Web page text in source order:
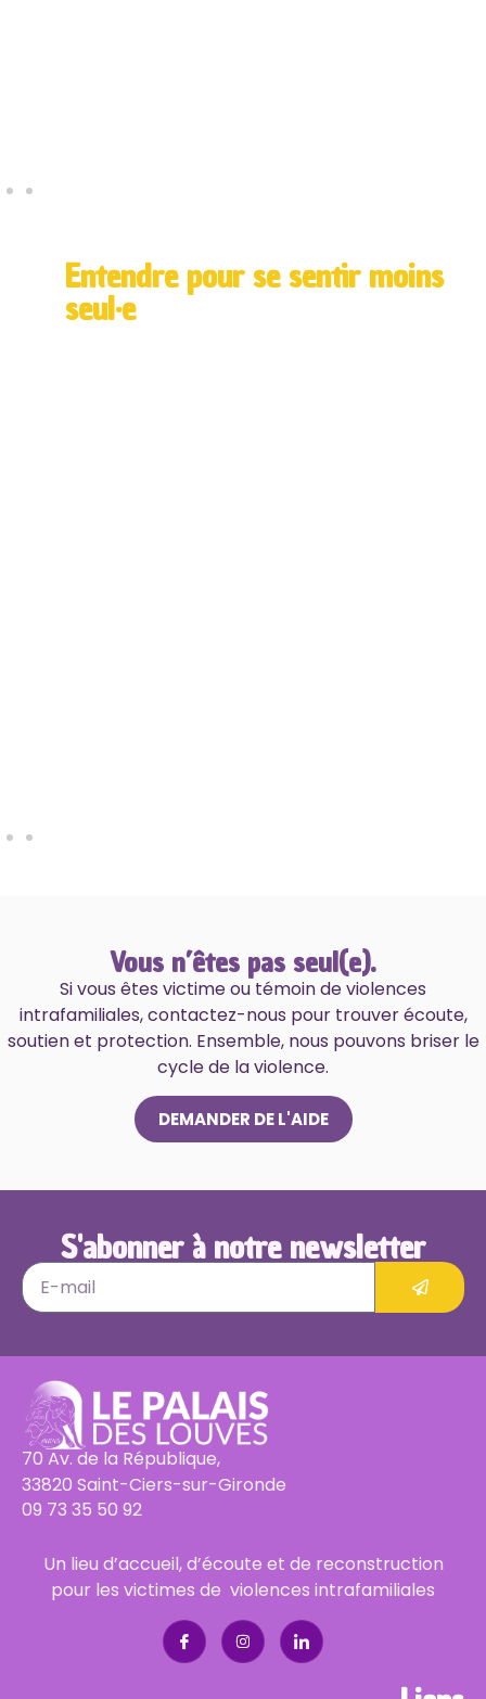
Entendre pour se sentir moins
seul·e
Vous n’êtes pas seul(e).
Si vous êtes victime ou témoin de violences
intrafamiliales, contactez-nous pour trouver écoute,
soutien et protection. Ensemble, nous pouvons briser le
cycle de la violence.
DEMANDER DE L'AIDE
S'abonner à notre newsletter
70 Av. de la République,
33820 Saint-Ciers-sur-Gironde
09 73 35 50 92
Un lieu d’accueil, d’écoute et de reconstruction
pour les victimes de violences intrafamiliales